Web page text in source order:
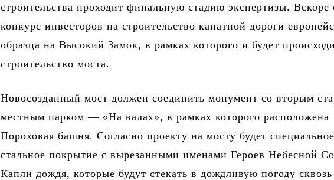
строительства проходит финальную стадию экспертизы. Вскоре
конкурс инвесторов на строительство канатной дороги
образца на Высокий Замок, в рамках которого и будет
строительство моста.
Новосозданный мост должен соединить монумент со вторым
местным парком — «На валах», в рамках которого расположена
Пороховая башня. Согласно проекту на мосту будет специальное
стальное покрытие с вырезанными именами Героев Небесной
Капли дождя, которые будут стекать в дождливую погоду